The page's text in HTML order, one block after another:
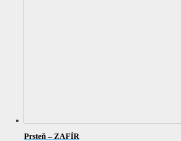
Prsteň – ZAFÍR